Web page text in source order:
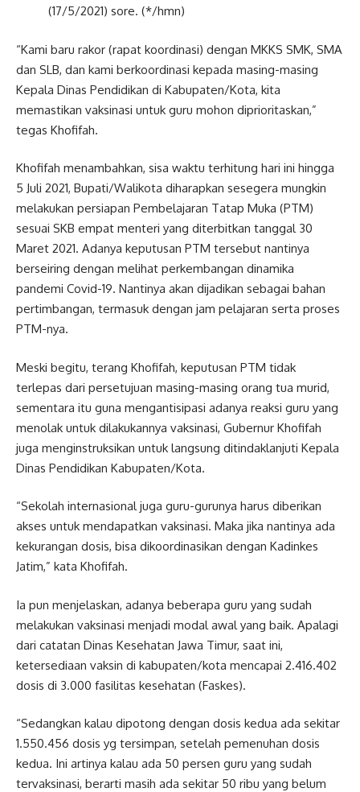
(17/5/2021) sore. (*/hmn)
“Kami baru rakor (rapat koordinasi) dengan MKKS SMK, SMA
dan SLB, dan kami berkoordinasi kepada masing-masing
Kepala Dinas Pendidikan di Kabupaten/Kota, kita
memastikan vaksinasi untuk guru mohon diprioritaskan,”
tegas Khofifah.
Khofifah menambahkan, sisa waktu terhitung hari ini hingga
5 Juli 2021, Bupati/Walikota diharapkan sesegera mungkin
melakukan persiapan Pembelajaran Tatap Muka (PTM)
sesuai SKB empat menteri yang diterbitkan tanggal 30
Maret 2021. Adanya keputusan PTM tersebut nantinya
berseiring dengan melihat perkembangan dinamika
pandemi Covid-19. Nantinya akan dijadikan sebagai bahan
pertimbangan, termasuk dengan jam pelajaran serta proses
PTM-nya.
Meski begitu, terang Khofifah, keputusan PTM tidak
terlepas dari persetujuan masing-masing orang tua murid,
sementara itu guna mengantisipasi adanya reaksi guru yang
menolak untuk dilakukannya vaksinasi, Gubernur Khofifah
juga menginstruksikan untuk langsung ditindaklanjuti Kepala
Dinas Pendidikan Kabupaten/Kota.
“Sekolah internasional juga guru-gurunya harus diberikan
akses untuk mendapatkan vaksinasi. Maka jika nantinya ada
kekurangan dosis, bisa dikoordinasikan dengan Kadinkes
Jatim,” kata Khofifah.
Ia pun menjelaskan, adanya beberapa guru yang sudah
melakukan vaksinasi menjadi modal awal yang baik. Apalagi
dari catatan Dinas Kesehatan Jawa Timur, saat ini,
ketersediaan vaksin di kabupaten/kota mencapai 2.416.402
dosis di 3.000 fasilitas kesehatan (Faskes).
“Sedangkan kalau dipotong dengan dosis kedua ada sekitar
1.550.456 dosis yg tersimpan, setelah pemenuhan dosis
kedua. Ini artinya kalau ada 50 persen guru yang sudah
tervaksinasi, berarti masih ada sekitar 50 ribu yang belum